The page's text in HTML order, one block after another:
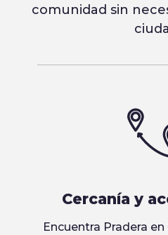
comunidad sin
Cercanía y
Encuentra Pradera